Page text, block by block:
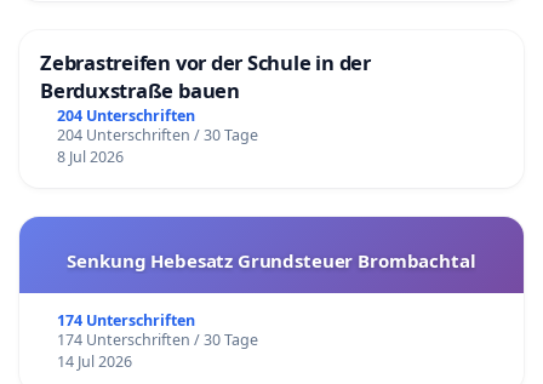
Zebrastreifen vor der Schule in der
Berduxstraße bauen
204 Unterschriften
204 Unterschriften / 30 Tage
8 Jul 2026
Senkung Hebesatz Grundsteuer Brombachtal
174 Unterschriften
174 Unterschriften / 30 Tage
14 Jul 2026